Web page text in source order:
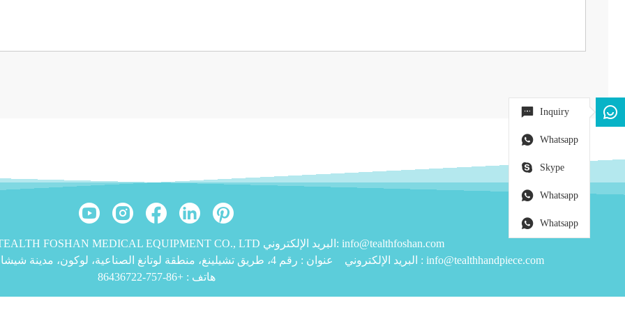
حقوق الطبع والنشر © 2019 TEALTH FOSHAN MEDICAL EQUIPMENT CO., LTD البريد الإلكتروني: info@tealthfoshan.com
عنوان : رقم 4، طريق تشيلينغ، منطقة لوتانغ الصناعية، لوكون، مدينة شيشان، منطقة نانهاي، فوشان، قوانغدونغ 528226، الصين البريد الإلكتروني : info@tealthhandpiece.com
هاتف :+86-757-86436722
Inquiry
Whatsapp
Skype
Whatsapp
Whatsapp